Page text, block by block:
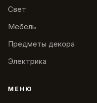
Свет
Мебель
Предметы декора
Электрика
МЕНЮ